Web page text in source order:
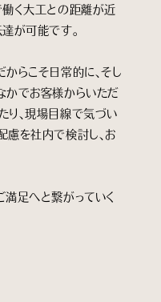
働く大工との距離が近
が可能です。
らこそ日常的に、そし
かでお客様からいただ
り、現場目線で気づい
慮を社内で検討し、お
足へと繋がっていく